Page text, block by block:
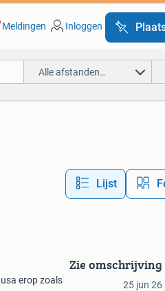
Meldingen Inloggen
Alle afstanden…
Lijst
erop zoals
Zie omschrijving
25 jun 26